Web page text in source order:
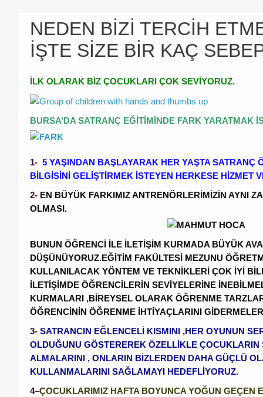
NEDEN BİZİ TERCİH
İŞTE SİZE BİR KAÇ
İLK OLARAK BİZ ÇOCUKLARI ÇOK SEVİYORUZ.
BURSA’DA SATRANÇ EĞİTİMİNDE FARK YARATMAK
1- 5 YAŞINDAN BAŞLAYARAK HER YAŞTA SATRANÇ
BİLGİSİNİ GELİŞTİRMEK İSTEYEN HERKESE HİZMET
2- EN BÜYÜK FARKIMIZ ANTRENÖRLERİMİZİN AYNI
OLMASI.
BUNUN ÖĞRENCİ İLE İLETİŞİM KURMADA BÜYÜK
DÜŞÜNÜYORUZ.EĞİTİM FAKÜLTESİ MEZUNU
KULLANILACAK YÖNTEM VE TEKNİKLERİ ÇOK İYİ
İLETİŞİMDE ÖĞRENCİLERİN SEVİYELERİNE
KURMALARI ,BİREYSEL OLARAK ÖĞRENME
ÖĞRENCİNİN ÖĞRENME İHTİYAÇLARINI
3- SATRANCIN EĞLENCELİ KISMINI ,HER OYUNUN
OLDUĞUNU GÖSTEREREK ÖZELLİKLE ÇOCUKLARIN
ALMALARINI , ONLARIN BİZLERDEN DAHA GÜÇLÜ
KULLANMALARINI SAĞLAMAYI HEDEFLİYORUZ.
4–ÇOCUKLARIMIZ HAFTA BOYUNCA YOĞUN GEÇEN